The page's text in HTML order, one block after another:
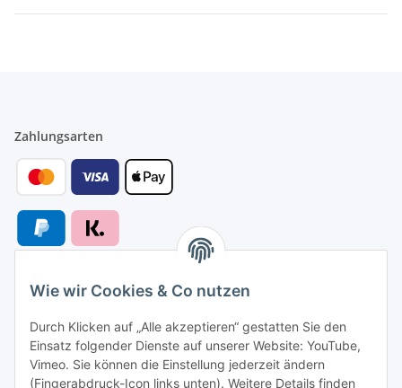
Zahlungsarten
Versandarten
Wie wir Cookies & Co nutzen
Durch Klicken auf „Alle akzeptieren“ gestatten Sie den
Einsatz folgender Dienste auf unserer Website: YouTube,
Vimeo. Sie können die Einstellung jederzeit ändern
(Fingerabdruck-Icon links unten). Weitere Details finden